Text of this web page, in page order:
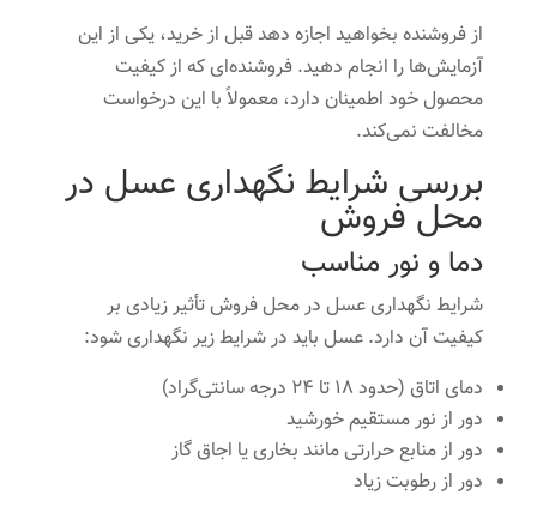
از فروشنده بخواهید اجازه دهد قبل از خرید، یکی از این
آزمایش‌ها را انجام دهید. فروشنده‌ای که از کیفیت
محصول خود اطمینان دارد، معمولاً با این درخواست
مخالفت نمی‌کند.
بررسی شرایط نگهداری عسل در
محل فروش
دما و نور مناسب
شرایط نگهداری عسل در محل فروش تأثیر زیادی بر
کیفیت آن دارد. عسل باید در شرایط زیر نگهداری شود:
دمای اتاق (حدود 18 تا 24 درجه سانتی‌گراد)
دور از نور مستقیم خورشید
دور از منابع حرارتی مانند بخاری یا اجاق گاز
دور از رطوبت زیاد